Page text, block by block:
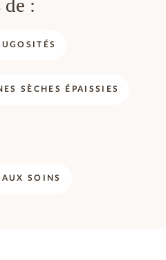
de :
SÈCHES ÉPAISSIES
SOINS